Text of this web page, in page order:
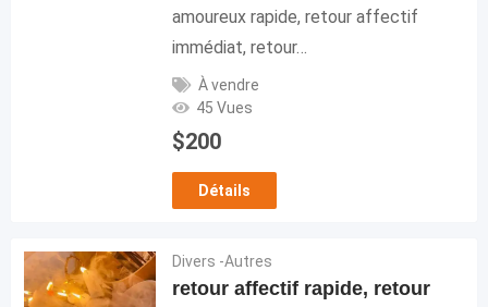
amoureux rapide, retour affectif
immédiat, retour…
À vendre
45 Vues
$200
Détails
Divers -Autres
retour affectif rapide, retour